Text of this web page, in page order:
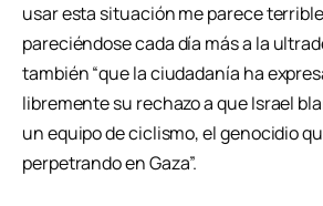
usar esta situación me parece
pareciéndose cada día más a la
también “que la ciudadanía ha
libremente su rechazo a que Israel
un equipo de ciclismo, el genocidio
perpetrando en Gaza”.